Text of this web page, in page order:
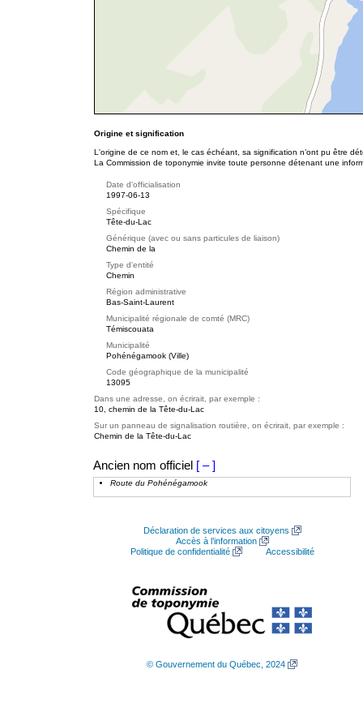
Origine et signification
L'origine de ce nom et, le cas échéant, sa signification n’ont pu être
La Commission de toponymie invite toute personne détenant une
Date d'officialisation
1997-06-13
Spécifique
Tête-du-Lac
Générique (avec ou sans particules de liaison)
Chemin de la
Type d'entité
Chemin
Région administrative
Bas-Saint-Laurent
Municipalité régionale de comté (MRC)
Témiscouata
Municipalité
Pohénégamook (Ville)
Code géographique de la municipalité
13095
Dans une adresse, on écrirait, par exemple :
10, chemin de la Tête-du-Lac
Sur un panneau de signalisation routière, on écrirait, par exemple :
Chemin de la Tête-du-Lac
Ancien nom officiel [ – ]
Route du Pohénégamook
Déclaration de services aux citoyens
Accès à l’information
Politique de confidentialité
Accessibilité
© Gouvernement du Québec, 2024